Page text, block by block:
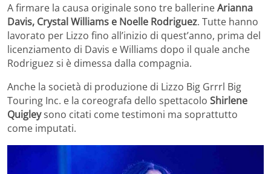
A firmare la causa originale sono tre ballerineArianna
Davis, Crystal Williams e Noelle Rodriguez. Tutte hanno
lavorato per Lizzo fino all’inizio di quest’anno, prima del
licenziamento di Davis e Williams dopo il quale anche
Rodriguez si è dimessa dalla compagnia.
Anche la società di produzione di Lizzo Big Grrrl Big
Touring Inc. e la coreografa dello spettacolo Shirlene
Quigleysono citati come testimoni ma soprattutto
come imputati.